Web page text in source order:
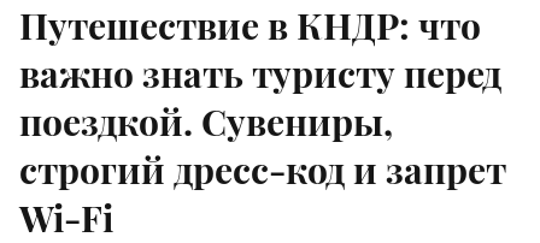
Путешествие в КНДР: что
важно знать туристу перед
поездкой. Сувениры,
строгий дресс-код и запрет
Wi-Fi